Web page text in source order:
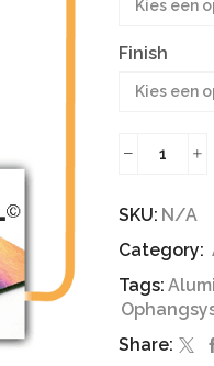
Finish
ALU
|
goud
SKU: N/A
Category:
Tags:
Share: